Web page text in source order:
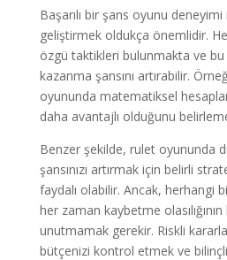
Başarılı bir şans oyunu
geliştirmek oldukça önemlidir.
özgü taktikleri bulunmakta ve
kazanma şansını artırabilir.
oyununda matematiksel
daha avantajlı olduğunu
Benzer şekilde, rulet oyununda
şansınızı artırmak için belirli
faydalı olabilir. Ancak, herhangi
her zaman kaybetme
unutmamak gerekir. Riskli
bütçenizi kontrol etmek ve bilinçli